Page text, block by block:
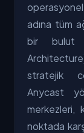
adına tüm
bir bulut
stratejik
Anycast
merkezleri,
noktada